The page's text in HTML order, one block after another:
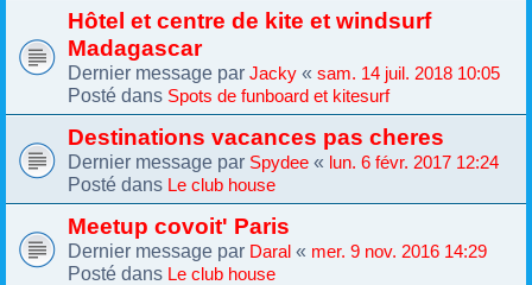
Hôtel et centre de kite et windsurf
Madagascar
Dernier message par Jacky « sam. 14 juil. 2018 10:05
Posté dans Spots de funboard et kitesurf
Destinations vacances pas cheres
Dernier message par Spydee « lun. 6 févr. 2017 12:24
Posté dans Le club house
Meetup covoit' Paris
Dernier message par Daral « mer. 9 nov. 2016 14:29
Posté dans Le club house